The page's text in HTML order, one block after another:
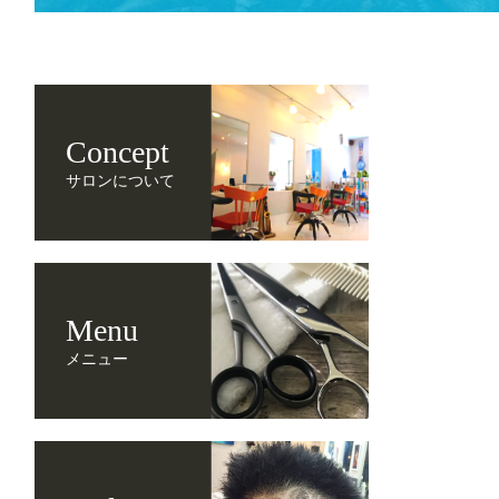
Concept
サロンについて
Menu
メニュー